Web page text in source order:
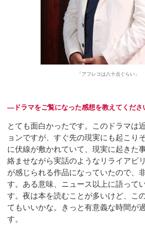
「アフレコは八十点ぐらい」
―ドラマをご覧になった感想を教えてくださ
とても面白かったです。このドラマは
ョンですが、すぐ先の現実にも起こり
に伏線が敷かれていて、現実に起きた
絡ませながら実話のようなリライアビ
が感じられる作品になっていたので、
す。ある意味、ニュース以上に語って
す。夜は本を読むことが多いけど、こ
てもいいかな。きっと有意義な時間が
す。